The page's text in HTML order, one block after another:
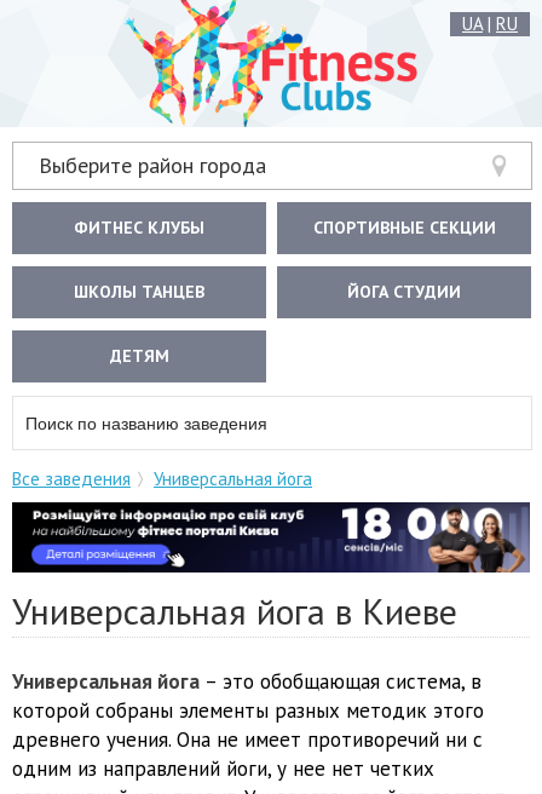
UA| RU
Выберите район города
ФИТНЕС КЛУБЫ СПОРТИВНЫЕ СЕКЦИИ
ШКОЛЫ ТАНЦЕВ ЙОГА СТУДИИ
ДЕТЯМ
Все заведения Универсальная йога
Универсальная йога в Киеве
Универсальная йога – это обобщающая система, в
которой собраны элементы разных методик этого
древнего учения. Она не имеет противоречий ни с
одним из направлений йоги, у нее нет четких